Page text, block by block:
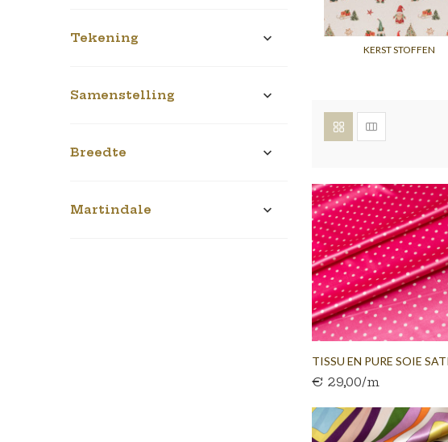
Tekening 
Samenstelling 
Breedte 
Martindale 
KERST STOFFEN
TISSU EN PURE SOIE
€ 29,00/m